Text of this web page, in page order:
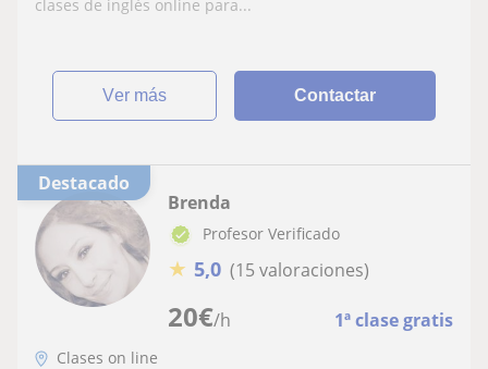
clases de inglés online para...
ver más Contactar
Destacado
20€/h 1ª clase gratis
Brenda
Profesor Verificado
★ 5,0 (15 valoraciones)
Clases on line